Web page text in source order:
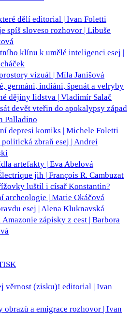
dělí editorial | Ivan Foletti
spíš sloveso rozhovor | Libuše
klínu k umělé inteligenci esej |
vizuál | Míla Janišová
germáni, indiáni, špenát a velryby
dějiny lidstva | Vladimír Salač
devět vteřin do apokalypsy západ
Palladino
depresi komiks | Michele Foletti
politická zbraň esej | Andrei
artefakty | Eva Abelová
jih | François R. Cambuzat
luštil i císař Konstantin?
archeologie | Marie Okáčová
esej | Alena Kluknavská
Amazonie zápisky z cest | Barbora
věrnost (zisku)! editorial | Ivan
obrazů a emigrace rozhovor | Ivan